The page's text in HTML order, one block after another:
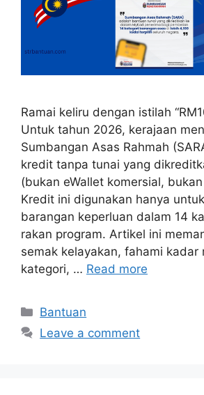
Ramai keliru dengan istilah
Untuk tahun 2026, kerajaan
Sumbangan Asas Rahmah
kredit tanpa tunai yang
(bukan eWallet komersial,
Kredit ini digunakan hanya
barangan keperluan dalam 14
rakan program. Artikel ini
semak kelayakan, fahami kadar
kategori, … Read more
Categories
Bantuan
Leave a comment